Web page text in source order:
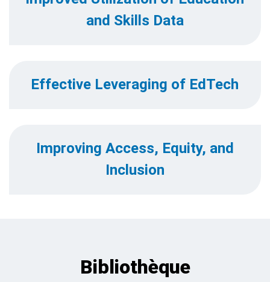
and Skills Data
Effective Leveraging of EdTech
Improving Access, Equity, and
Inclusion
Bibliothèque